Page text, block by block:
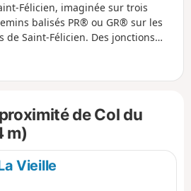
Félicien, imaginée sur trois
balisés PR® ou GR® sur les
de Saint-Félicien. Des jonctions
du Vivarais et Circuit des
pour permettre à des
de Col du
m)
Vieille